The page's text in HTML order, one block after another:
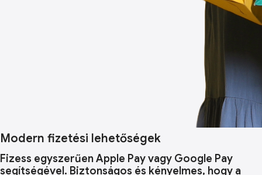
Modern fizetési lehetőségek
Fizess egyszerűen Apple Pay vagy Google Pay
segítségével. Biztonságos és kényelmes, hogy a